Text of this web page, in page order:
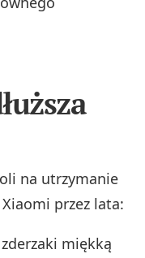
na utrzymanie
przez lata:
miękką